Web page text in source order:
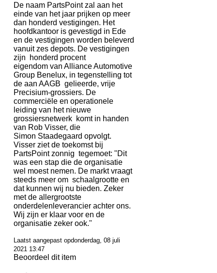
De naam PartsPoint zal aan het
einde van het jaar prijken op meer
dan honderd vestigingen. Het
hoofdkantoor is gevestigd in Ede
en de vestigingen worden beleverd
vanuit zes depots. De vestigingen
zijn honderd procent
eigendom van Alliance Automotive
Group Benelux, in tegenstelling tot
de aan AAGB gelieerde, vrije
Precisium-grossiers. De
commerciële en operationele
leiding van het nieuwe
grossiersnetwerk komt in handen
van Rob Visser, die
Simon Staadegaard opvolgt.
Visser ziet de toekomst bij
PartsPoint zonnig tegemoet: "Dit
was een stap die de organisatie
wel moest nemen. De markt vraagt
steeds meer om schaalgrootte en
dat kunnen wij nu bieden. Zeker
met de allergrootste
onderdelenleverancier achter ons.
Wij zijn er klaar voor en de
organisatie zeker ook."
Laatst aangepast opdonderdag, 08 juli
2021 13:47
Beoordeel dit item